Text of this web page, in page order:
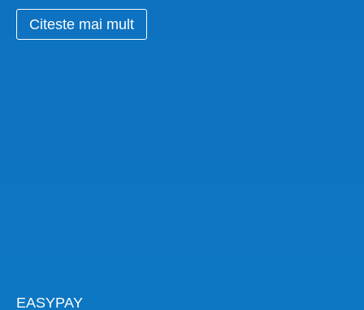
Citeste mai mult
EASYPAY